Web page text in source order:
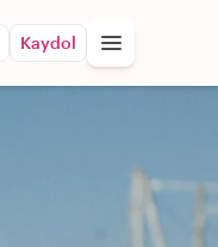
Kaydol